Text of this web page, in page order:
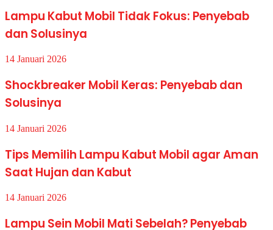
Lampu Kabut Mobil Tidak Fokus: Penyebab
dan Solusinya
14 Januari 2026
Shockbreaker Mobil Keras: Penyebab dan
Solusinya
14 Januari 2026
Tips Memilih Lampu Kabut Mobil agar Aman
Saat Hujan dan Kabut
14 Januari 2026
Lampu Sein Mobil Mati Sebelah? Penyebab